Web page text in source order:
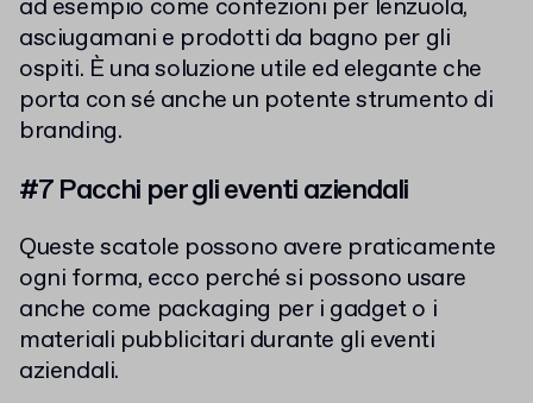
ad esempio come confezioni per lenzuola,
asciugamani e prodotti da bagno per gli
ospiti. È una soluzione utile ed elegante che
porta con sé anche un potente strumento di
branding.
#7 Pacchi per gli eventi aziendali
Queste scatole possono avere praticamente
ogni forma, ecco perché si possono usare
anche come packaging per i gadget o i
materiali pubblicitari durante gli eventi
aziendali.